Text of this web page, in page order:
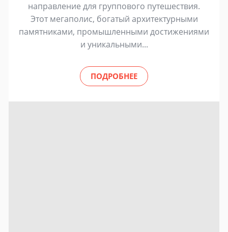
направление для группового путешествия.
Этот мегаполис, богатый архитектурными
памятниками, промышленными достижениями
и уникальными...
ПОДРОБНЕЕ